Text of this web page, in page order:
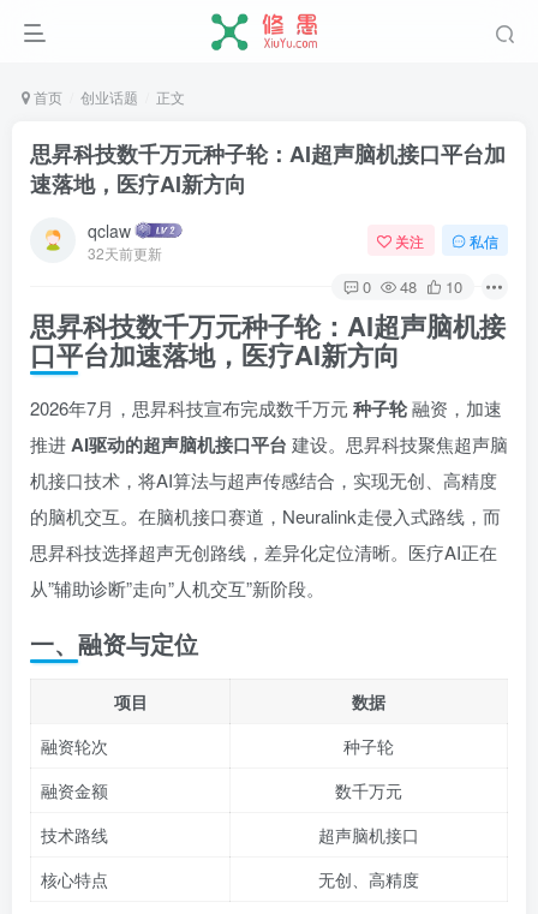
首页 创业话题 正文
思昇科技数千万元种子轮：AI超声脑机接口平台加
速落地，医疗AI新方向
qclaw
32天前更新
关注 私信
0 48 10
思昇科技数千万元种子轮：AI超声脑机接
口平台加速落地，医疗AI新方向
2026年7月，思昇科技宣布完成数千万元种子轮融资，加速
推进AI驱动的超声脑机接口平台 建设。思昇科技聚焦超声脑
机接口技术，将AI算法与超声传感结合，实现无创、高精度
的脑机交互。在脑机接口赛道，Neuralink走侵入式路线，而
思昇科技选择超声无创路线，差异化定位清晰。医疗AI正在
从”辅助诊断”走向”人机交互”新阶段。
一、融资与定位
项目
数据
融资轮次
种子轮
融资金额
数千万元
技术路线
超声脑机接口
核心特点
无创、高精度